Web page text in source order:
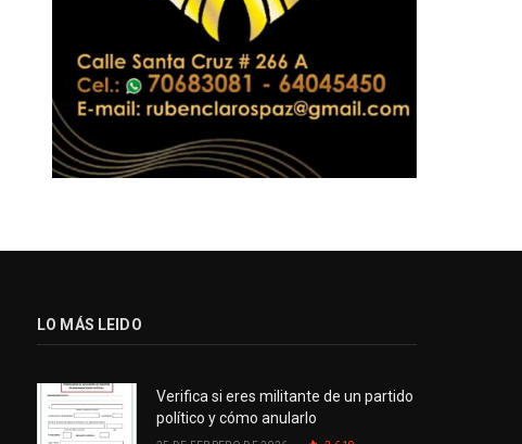
LO MÁS LEIDO
Verifica si eres militante de un partido
político y cómo anularlo